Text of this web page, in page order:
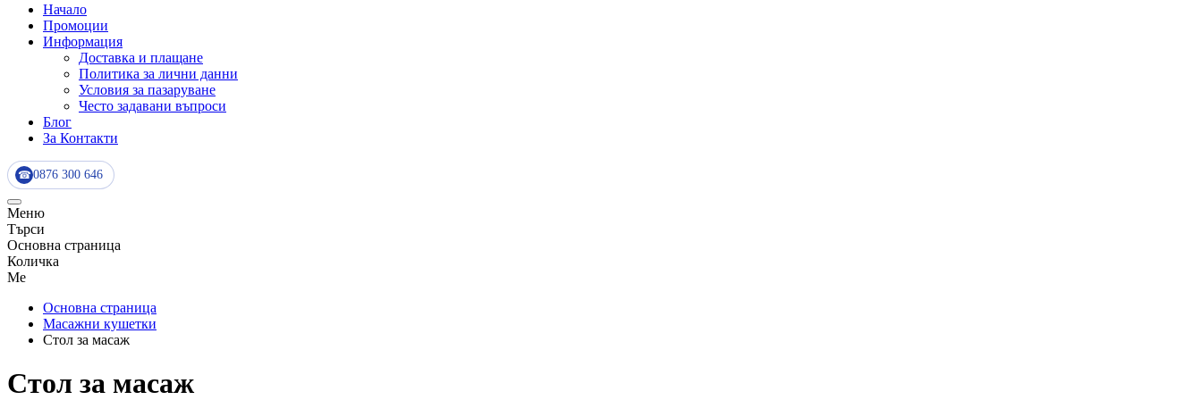
Начало
Промоции
Информация
Доставка и плащане
Политика за лични данни
Условия за пазаруване
Често задавани въпроси
Блог
За Контакти
☎ 0876 300 646
Меню
Търси
Основна страница
Количка
Me
Основна страница
Масажни кушетки
Стол за масаж
Стол за масаж